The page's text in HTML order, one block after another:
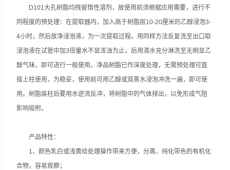
D101大孔树脂均残留惰性溶剂，故使用前须根据应用需要，进行不
同程度的预处理：在提取器内，加入高于树脂层10-20厘米的乙醇浸泡3-
4小时，然后放净浸泡液，为一次提取过程。用同样方法反复洗至出口取
浸泡液在试管中加3倍量水不显浑浊为止，后用清水充分淋洗至无明显乙
醇气味，即可进行一般使用。净品树脂已作深度处理，无需预处理可直
接上柱使用，为稳妥，使用前可用乙醇或双蒸水浸泡冲洗一遍，即可使
用。树脂装柱后要用水逆流反冲，将树脂中的气体排出，以免形成气阻
影响吸附。
产品特性：
1、颜色乳白或浅黄给处理操作带来方便，分离、纯化带色的有机化
合物，容易观察；